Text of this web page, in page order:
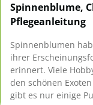
Spinnenblume,
Pflegeanleitung
Spinnenblumen
ihrer
erinnert. Viele
den schönen
gibt es nur einige